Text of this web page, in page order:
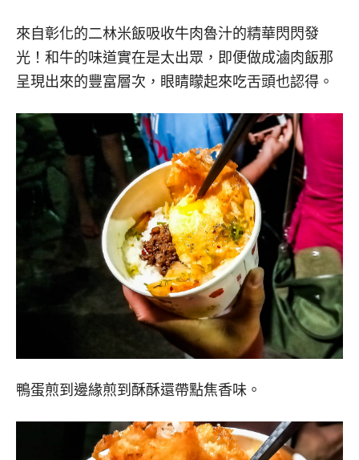
來自彰化的二林米飯吸收牛肉魯汁的精華閃閃發
光！和牛的味道實在是太出眾，即便做成滷肉飯那
呈現出來的豐富層次，眼睛矇起來吃舌頭也認得。
鴨蛋煎到邊緣煎到酥酥還帶點焦香味。